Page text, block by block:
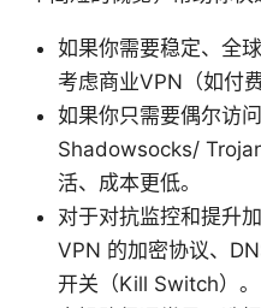
如果你需要稳定、全
考虑商业VPN（如付
如果你只需要偶尔访
Shadowsocks/
活、成本更低。
对于对抗监控和提升
VPN 的加密协议、
开关（Kill Switch）。